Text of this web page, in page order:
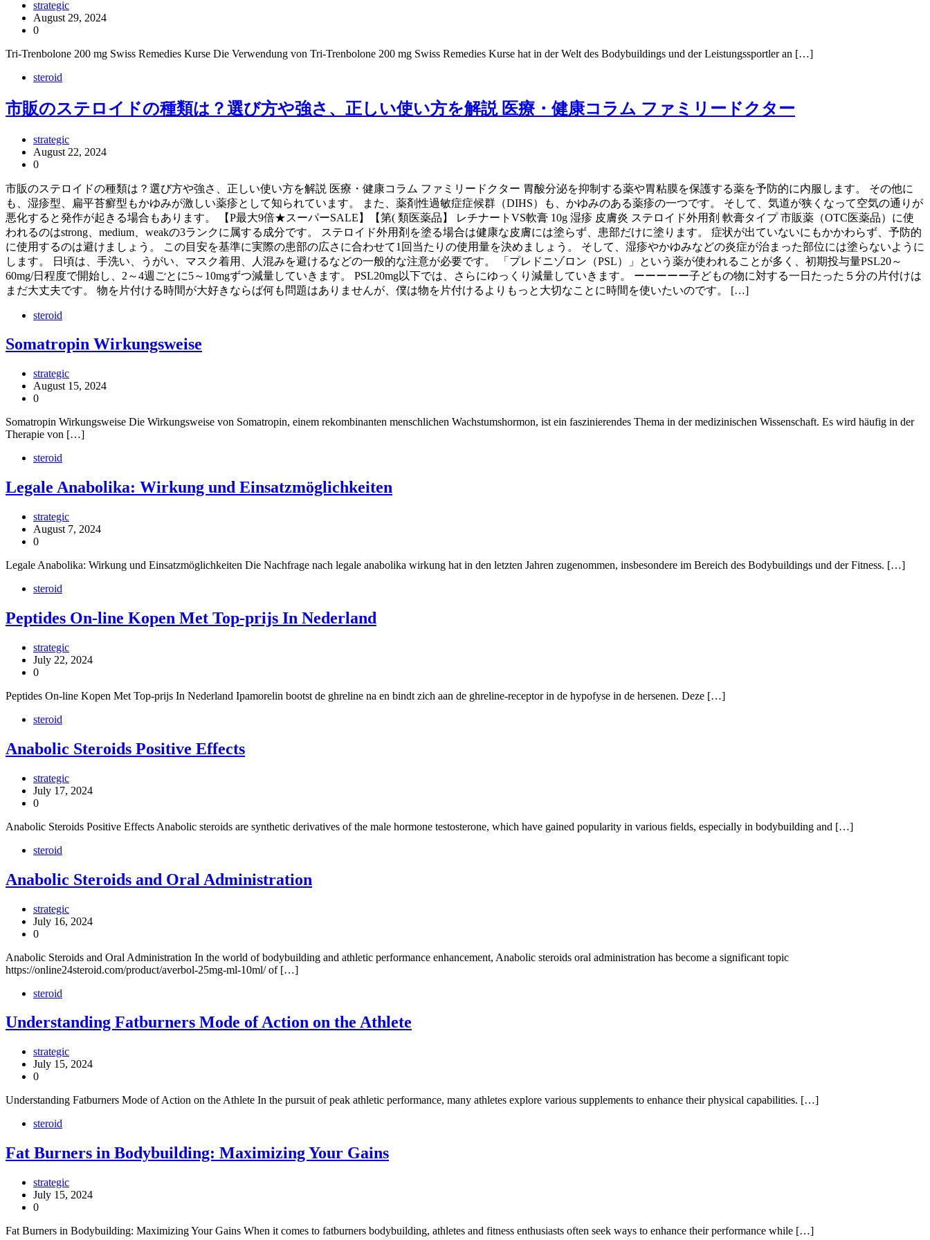
strategic
August 29, 2024
0
Tri-Trenbolone 200 mg Swiss Remedies Kurse Die Verwendung von Tri-Trenbolone 200 mg Swiss Remedies Kurse hat in der Welt des Bodybuildings und der Leistungssportler an […]
steroid
市販のステロイドの種類は？選び方や強さ、正しい使い方を解説 医療・健康コラム ファミリードクター
strategic
August 22, 2024
0
市販のステロイドの種類は？選び方や強さ、正しい使い方を解説 医療・健康コラム ファミリードクター 胃酸分泌を抑制する薬や胃粘膜を保護する薬を予防的に内服します。 その他に
も、湿疹型、扁平苔癬型もかゆみが激しい薬疹として知られています。 また、薬剤性過敏症症候群（DIHS）も、かゆみのある薬疹の一つです。 そして、気道が狭くなって空気の通りが
悪化すると発作が起きる場合もあります。 【P最大9倍★スーパーSALE】【第( 類医薬品】 レチナートVS軟膏 10g 湿疹 皮膚炎 ステロイド外用剤 軟膏タイプ 市販薬（OTC医薬品）に使
われるのはstrong、medium、weakの3ランクに属する成分です。 ステロイド外用剤を塗る場合は健康な皮膚には塗らず、患部だけに塗ります。 症状が出ていないにもかかわらず、予防的
に使用するのは避けましょう。 この目安を基準に実際の患部の広さに合わせて1回当たりの使用量を決めましょう。 そして、湿疹やかゆみなどの炎症が治まった部位には塗らないように
します。 日頃は、手洗い、うがい、マスク着用、人混みを避けるなどの一般的な注意が必要です。 「プレドニゾロン（PSL）」という薬が使われることが多く、初期投与量PSL20～
60mg/日程度で開始し、2～4週ごとに5～10mgずつ減量していきます。 PSL20mg以下では、さらにゆっくり減量していきます。 ーーーーー子どもの物に対する一日たった５分の片付けは
まだ大丈夫です。 物を片付ける時間が大好きならば何も問題はありませんが、僕は物を片付けるよりもっと大切なことに時間を使いたいのです。 […]
steroid
Somatropin Wirkungsweise
strategic
August 15, 2024
0
Somatropin Wirkungsweise Die Wirkungsweise von Somatropin, einem rekombinanten menschlichen Wachstumshormon, ist ein faszinierendes Thema in der medizinischen Wissenschaft. Es wird häufig in der
Therapie von […]
steroid
Legale Anabolika: Wirkung und Einsatzmöglichkeiten
strategic
August 7, 2024
0
Legale Anabolika: Wirkung und Einsatzmöglichkeiten Die Nachfrage nach legale anabolika wirkung hat in den letzten Jahren zugenommen, insbesondere im Bereich des Bodybuildings und der Fitness. […]
steroid
Peptides On-line Kopen Met Top-prijs In Nederland
strategic
July 22, 2024
0
Peptides On-line Kopen Met Top-prijs In Nederland Ipamorelin bootst de ghreline na en bindt zich aan de ghreline-receptor in de hypofyse in de hersenen. Deze […]
steroid
Anabolic Steroids Positive Effects
strategic
July 17, 2024
0
Anabolic Steroids Positive Effects Anabolic steroids are synthetic derivatives of the male hormone testosterone, which have gained popularity in various fields, especially in bodybuilding and […]
steroid
Anabolic Steroids and Oral Administration
strategic
July 16, 2024
0
Anabolic Steroids and Oral Administration In the world of bodybuilding and athletic performance enhancement, Anabolic steroids oral administration has become a significant topic
https://online24steroid.com/product/averbol-25mg-ml-10ml/ of […]
steroid
Understanding Fatburners Mode of Action on the Athlete
strategic
July 15, 2024
0
Understanding Fatburners Mode of Action on the Athlete In the pursuit of peak athletic performance, many athletes explore various supplements to enhance their physical capabilities. […]
steroid
Fat Burners in Bodybuilding: Maximizing Your Gains
strategic
July 15, 2024
0
Fat Burners in Bodybuilding: Maximizing Your Gains When it comes to fatburners bodybuilding, athletes and fitness enthusiasts often seek ways to enhance their performance while […]